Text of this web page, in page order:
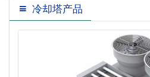
冷却塔产品